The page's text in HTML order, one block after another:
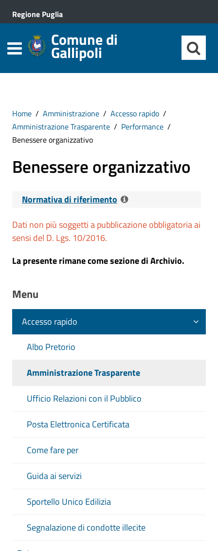
Regione Puglia
Comune di
Gallipoli
Home Amministrazione
Accesso rapido
Amministrazione Trasparente
Performance
Benessere organizzativo
Benessere organizzativo
Normativa di riferimento
Riferimenti normativi:D. Lgs. 14 Marzo
2013 n. 33 - Art. 20, c. 3 - Obblighi di
valutazione della performance e alla
Dati non più soggetti a pubblicazione obbligatoria ai
sensi del D. Lgs. 10/2016.
La presente rimane come sezione di Archivio.
Menu
Accesso rapido
Albo Pretorio
Amministrazione Trasparente
Ufficio Relazioni con il Pubblico
Posta Elettronica Certificata
Come fare per
Guida ai servizi
Sportello Unico Edilizia
Segnalazione di condotte illecite